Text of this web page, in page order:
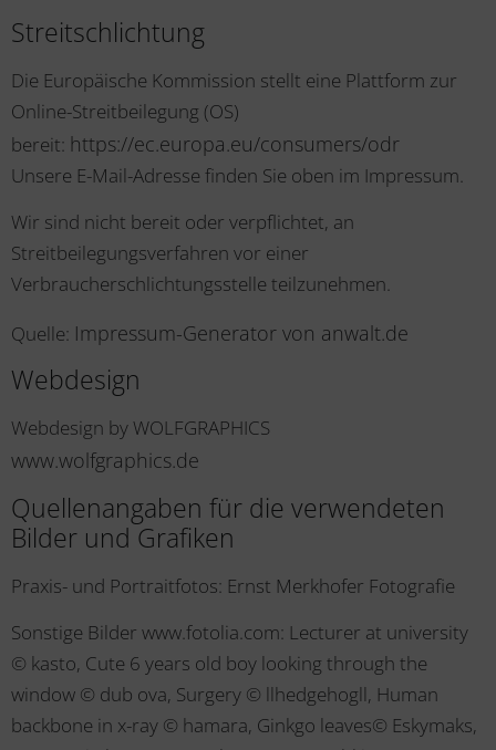
Streitschlichtung
Die Europäische Kommission stellt eine Plattform zur
Online-Streitbeilegung (OS)
bereit: https://ec.europa.eu/consumers/odr
Unsere E-Mail-Adresse finden Sie oben im Impressum.
Wir sind nicht bereit oder verpflichtet, an
Streitbeilegungsverfahren vor einer
Verbraucherschlichtungsstelle teilzunehmen.
Quelle: Impressum-Generator von anwalt.de
Webdesign
Webdesign by WOLFGRAPHICS
www.wolfgraphics.de
Quellenangaben für die verwendeten
Bilder und Grafiken
Praxis- und Portraitfotos: Ernst Merkhofer Fotografie
Sonstige Bilder www.fotolia.com: Lecturer at university
© kasto, Cute 6 years old boy looking through the
window © dub ova, Surgery © llhedgehogll, Human
backbone in x-ray © hamara, Ginkgo leaves© Eskymaks,